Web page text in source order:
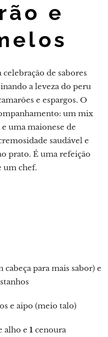
e
de sabores
a leveza do peru
e espargos. O
um mix
e uma maionese de
saudável e
prato. É uma refeição
um chef.
cabeça para mais sabor) e
e aipo (meio talo)
alho e 1 cenoura